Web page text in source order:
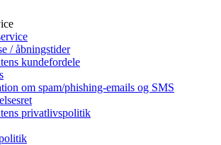
/ åbningstider
kundefordele
om spam/phishing-emails og SMS
privatlivspolitik